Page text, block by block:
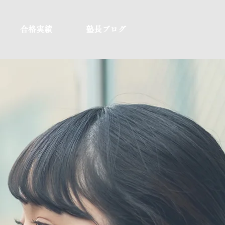
合格実績 塾長ブログ